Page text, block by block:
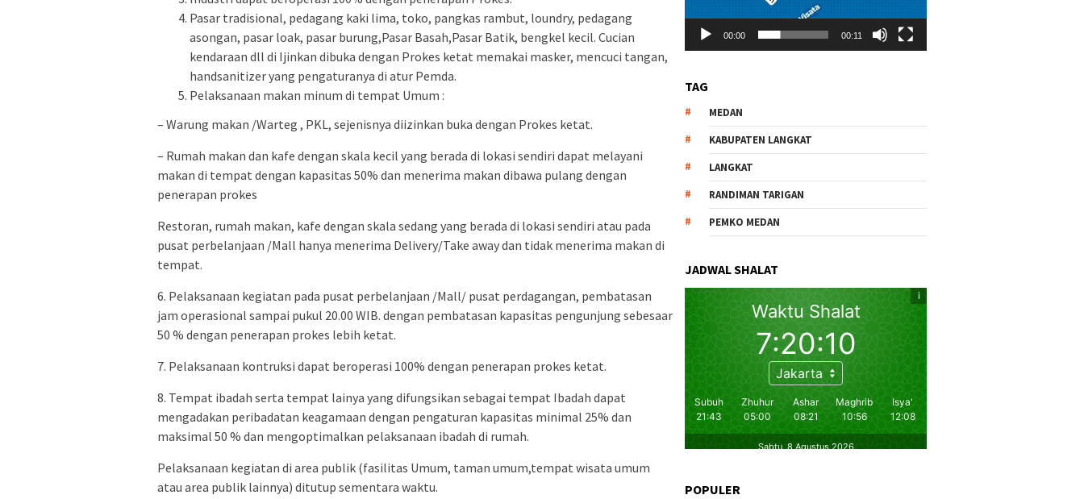
Pasar tradisional, pedagang kaki lima, toko, pangkas rambut, loundry, pedagang
asongan, pasar loak, pasar burung,Pasar Basah,Pasar Batik, bengkel kecil. Cucian
kendaraan dll di Ijinkan dibuka dengan Prokes ketat memakai masker, mencuci tangan,
handsanitizer yang pengaturanya di atur Pemda.
Pelaksanaan makan minum di tempat Umum :
– Warung makan /Warteg , PKL, sejenisnya diizinkan buka dengan Prokes ketat.
– Rumah makan dan kafe dengan skala kecil yang berada di lokasi sendiri dapat melayani
makan di tempat dengan kapasitas 50% dan menerima makan dibawa pulang dengan
penerapan prokes
Restoran, rumah makan, kafe dengan skala sedang yang berada di lokasi sendiri atau pada
pusat perbelanjaan /Mall hanya menerima Delivery/Take away dan tidak menerima makan di
tempat.
6. Pelaksanaan kegiatan pada pusat perbelanjaan /Mall/ pusat perdagangan, pembatasan
jam operasional sampai pukul 20.00 WIB. dengan pembatasan kapasitas pengunjung sebesaar
50 % dengan penerapan prokes lebih ketat.
7. Pelaksanaan kontruksi dapat beroperasi 100% dengan penerapan prokes ketat.
8. Tempat ibadah serta tempat lainya yang difungsikan sebagai tempat Ibadah dapat
mengadakan peribadatan keagamaan dengan pengaturan kapasitas minimal 25% dan
maksimal 50 % dan mengoptimalkan pelaksanaan ibadah di rumah.
Pelaksanaan kegiatan di area publik (fasilitas Umum, taman umum,tempat wisata umum
atau area publik lainnya) ditutup sementara waktu.
00:00 00:11
TAG
MEDAN
KABUPATEN LANGKAT
LANGKAT
RANDIMAN TARIGAN
PEMKO MEDAN
JADWAL SHALAT
POPULER